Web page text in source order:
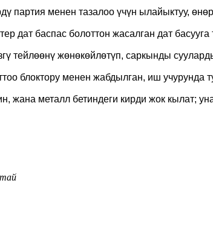
партия менен тазалоо үчүн ылайыктуу,
дат баспас болоттон жасалган дат
тейлөөнү жөнөкөйлөтүп, саркынды
блоктору менен жабдылган, иш учурунда
металл бетиндеги кирди жок кылат;